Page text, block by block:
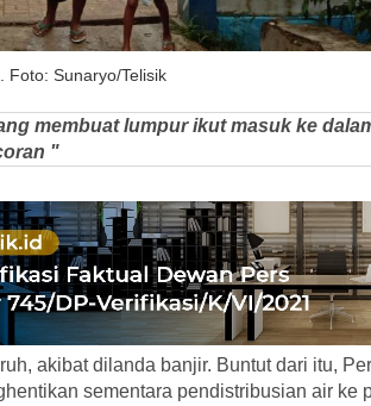
Foto: Sunaryo/Telisik
membuat lumpur ikut masuk ke
"
akibat dilanda banjir. Buntut dari itu,
sementara pendistribusian air ke